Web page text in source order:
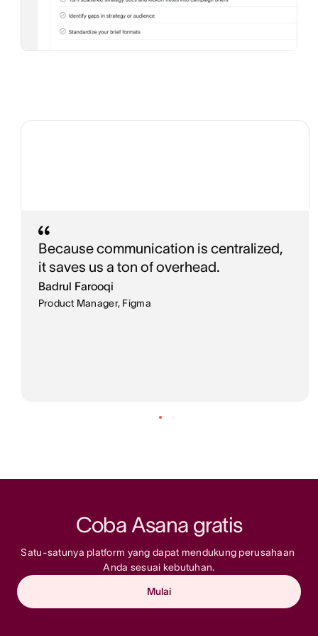
Because communication is centralized,
it saves us a ton of overhead.
Badrul Farooqi
Product Manager, Figma
Coba Asana gratis
Satu-satunya platform yang dapat mendukung perusahaan
Anda sesuai kebutuhan.
Mulai